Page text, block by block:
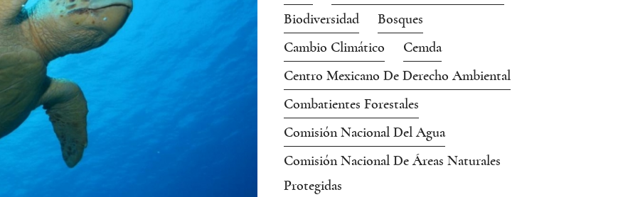
Biodiversidad
Bosques
Cambio Climático
Cemda
Centro Mexicano De Derecho Ambiental
Combatientes Forestales
Comisión Nacional Del Agua
Comisión Nacional De Áreas Naturales
Protegidas